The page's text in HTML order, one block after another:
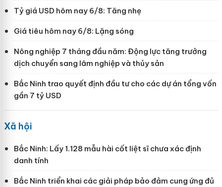
Tỷ giá USD hôm nay 6/8: Tăng nhẹ
Giá tiêu hôm nay 6/8: Lặng sóng
Nông nghiệp 7 tháng đầu năm: Động lực tăng trưởng
dịch chuyển sang lâm nghiệp và thủy sản
Bắc Ninh trao quyết định đầu tư cho các dự án tổng vốn
gần 7 tỷ USD
Xã hội
Bắc Ninh: Lấy 1.128 mẫu hài cốt liệt sĩ chưa xác định
danh tính
Bắc Ninh triển khai các giải pháp bảo đảm cung ứng đủ